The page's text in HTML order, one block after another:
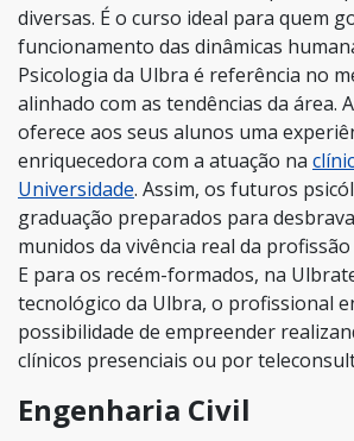
diversas. É o curso ideal para quem
funcionamento das dinâmicas
Psicologia da Ulbra é referência no
alinhado com as tendências da área.
oferece aos seus alunos uma
enriquecedora com a atuação na
Universidade. Assim, os futuros
graduação preparados para
munidos da vivência real da
E para os recém-formados, na
tecnológico da Ulbra, o profissional
possibilidade de empreender
clínicos presenciais ou por
Engenharia Civil